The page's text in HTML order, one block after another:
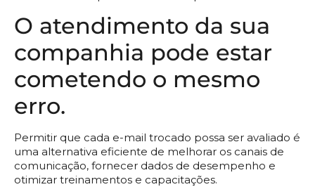
O atendimento da sua
companhia pode estar
cometendo o mesmo
erro.
Permitir que cada e-mail trocado possa ser avaliado é
uma alternativa eficiente de melhorar os canais de
comunicação, fornecer dados de desempenho e
otimizar treinamentos e capacitações.